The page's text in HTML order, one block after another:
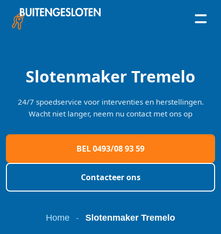
content
Slotenmaker Tremelo
24/7 spoedservice voor interventies en herstellingen.
Wacht niet langer, neem nu contact met ons op
BEL 0493/08 93 59
Contacteer ons
Home - Slotenmaker Tremelo